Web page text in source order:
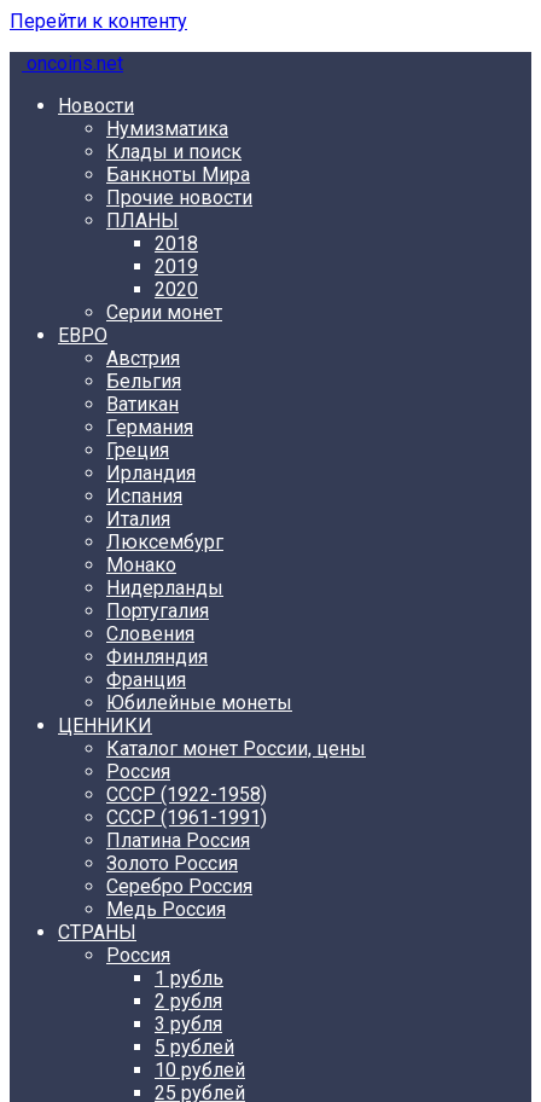
Перейти к контенту
oncoins.net
Новости
Нумизматика
Клады и поиск
Банкноты Мира
Прочие новости
ПЛАНЫ
2018
2019
2020
Серии монет
ЕВРО
Австрия
Бельгия
Ватикан
Германия
Греция
Ирландия
Испания
Италия
Люксембург
Монако
Нидерланды
Португалия
Словения
Финляндия
Франция
Юбилейные монеты
ЦЕННИКИ
Каталог монет России, цены
Россия
СССР (1922-1958)
CCCР (1961-1991)
Платина Россия
Золото Россия
Серебро Россия
Медь Россия
СТРАНЫ
Россия
1 рубль
2 рубля
3 рубля
5 рублей
10 рублей
25 рублей